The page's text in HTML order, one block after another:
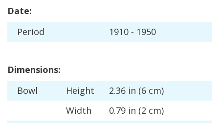
Date:
Period
1910 - 1950
Dimensions:
Bowl
Height 2.36 in (6 cm)
Width
0.79 in (2 cm)